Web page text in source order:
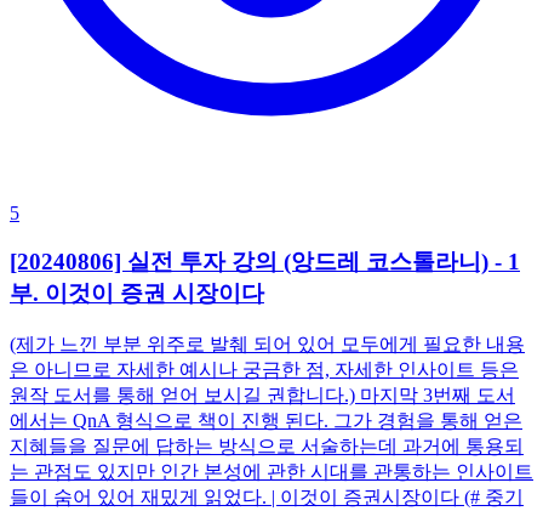
5
[20240806] 실전 투자 강의 (앙드레 코스톨라니) - 1
부. 이것이 증권 시장이다
(제가 느낀 부분 위주로 발췌 되어 있어 모두에게 필요한 내용
은 아니므로 자세한 예시나 궁금한 점, 자세한 인사이트 등은
원작 도서를 통해 얻어 보시길 권합니다.) 마지막 3번째 도서
에서는 QnA 형식으로 책이 진행 된다. 그가 경험을 통해 얻은
지혜들을 질문에 답하는 방식으로 서술하는데 과거에 통용되
는 관점도 있지만 인간 본성에 관한 시대를 관통하는 인사이트
들이 숨어 있어 재밌게 읽었다. | 이것이 증권시장이다 (# 중기